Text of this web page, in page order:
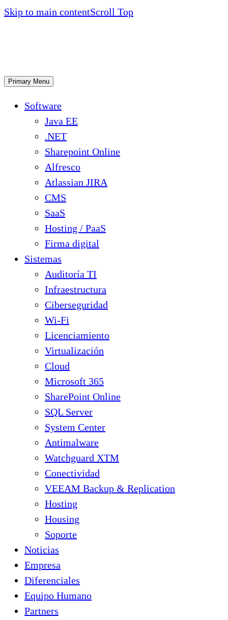
Skip to main contentScroll Top
Primary Menu
Software
Java EE
.NET
Sharepoint Online
Alfresco
Atlassian JIRA
CMS
SaaS
Hosting / PaaS
Firma digital
Sistemas
Auditoría TI
Infraestructura
Ciberseguridad
Wi-Fi
Licenciamiento
Virtualización
Cloud
Microsoft 365
SharePoint Online
SQL Server
System Center
Antimalware
Watchguard XTM
Conectividad
VEEAM Backup & Replication
Hosting
Housing
Soporte
Noticias
Empresa
Diferenciales
Equipo Humano
Partners